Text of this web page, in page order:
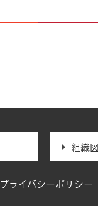
組織図
プライバシーポリシー